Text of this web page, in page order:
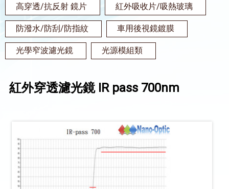
高穿透/抗反射 鏡片 紅外吸收片/吸熱玻璃
防潑水/防刮/防指紋 車用後視鏡鍍膜
光學窄波濾光鏡 光源模組類
紅外穿透濾光鏡 IR pass 700nm